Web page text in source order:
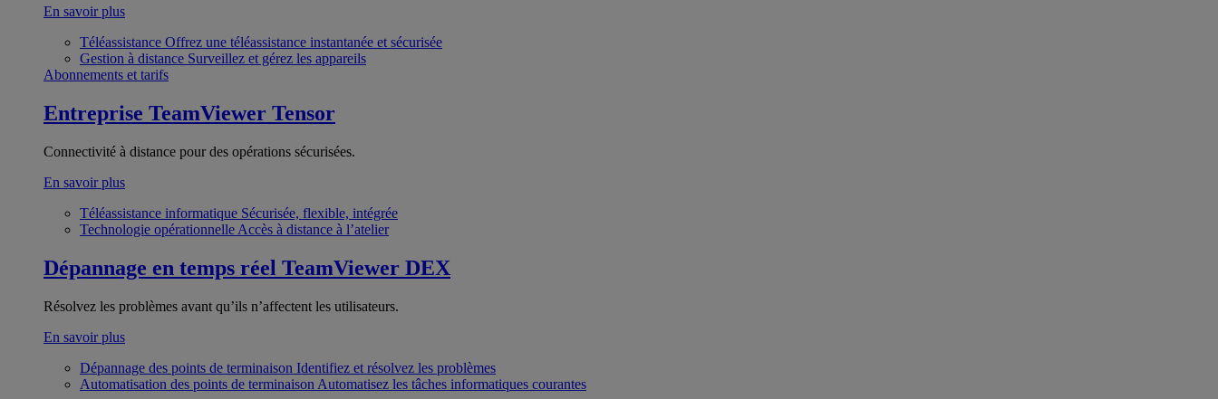
En savoir plus
Téléassistance Offrez une téléassistance instantanée et sécurisée
Gestion à distance Surveillez et gérez les appareils
Abonnements et tarifs
Entreprise TeamViewer Tensor
Connectivité à distance pour des opérations sécurisées.
En savoir plus
Téléassistance informatique Sécurisée, flexible, intégrée
Technologie opérationnelle Accès à distance à l’atelier
Dépannage en temps réel TeamViewer DEX
Résolvez les problèmes avant qu’ils n’affectent les utilisateurs.
En savoir plus
Dépannage des points de terminaison Identifiez et résolvez les problèmes
Automatisation des points de terminaison Automatisez les tâches informatiques courantes